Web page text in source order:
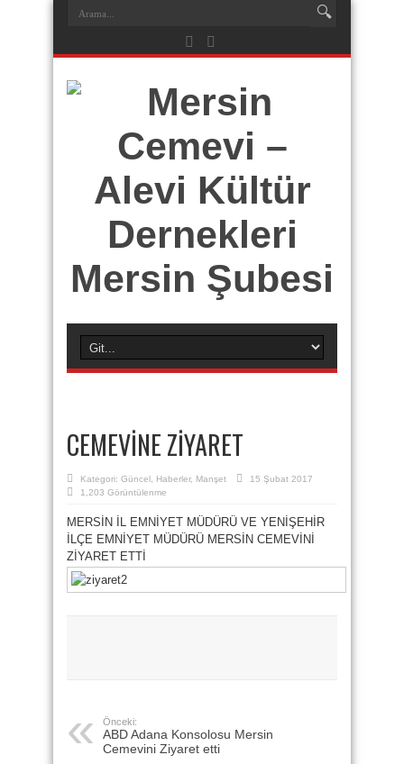
CEMEVİNE ZİYARET
Kategori: Güncel Haberler, Manşet
15 Şubat 2017
1,203 Görüntülenme
MERSİN İL EMNİYET MÜDÜRÜ VE YENİŞEHİR
İLÇE EMNİYET MÜDÜRÜ MERSİN CEMEVİNİ
ZİYARET ETTİ
Önceki:
ABD Adana Konsolosu Mersin
Cemevini Ziyaret etti